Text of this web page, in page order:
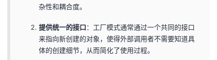
杂性和耦合度。
提供统一的接口：工厂模式通常通过一个共同的接口
来指向新创建的对象，使得外部调用者不需要知道具
体的创建细节，从而简化了使用过程。